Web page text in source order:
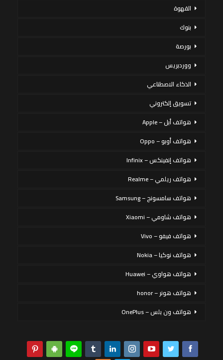
القهوة
بنوك
بورصة
ووردبريس
الذكاء الاصطناعي
تسويق إلكتروني
هواتف أبل – Apple
هواتف أوبو – Oppo
هواتف إنفينكس – Infinix
هواتف ريلمي – Realme
هواتف سامسونج – Samsung
هواتف شاومي – Xiaomi
هواتف فيفو – Vivo
هواتف نوكيا – Nokia
هواتف هواوي – Huawei
هواتف هونر – honor
هواتف ون بلس – OnePlus